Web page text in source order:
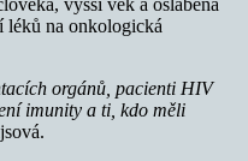
vyšší věk a oslabená
léků na onkologická
orgánů, pacienti HIV
imunity a ti, kdo měli